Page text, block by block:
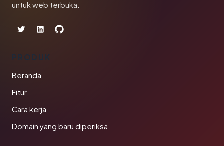
untuk web terbuka.
PRODUK
Beranda
Fitur
Cara kerja
Domain yang baru diperiksa